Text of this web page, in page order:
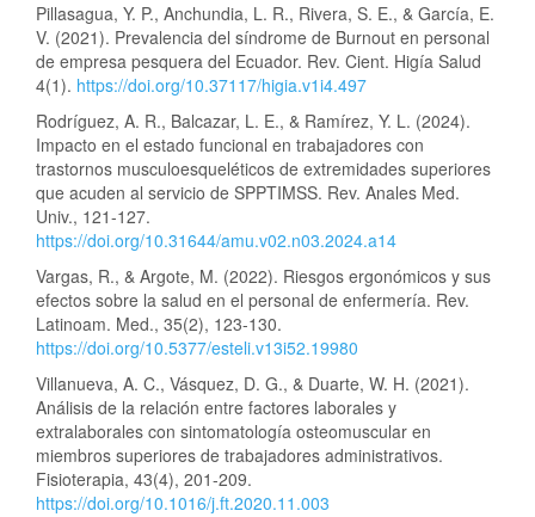
Pillasagua, Y. P., Anchundia, L. R., Rivera, S. E., & García, E.
V. (2021). Prevalencia del síndrome de Burnout en personal
de empresa pesquera del Ecuador. Rev. Cient. Higía Salud
4(1). https://doi.org/10.37117/higia.v1i4.497
Rodríguez, A. R., Balcazar, L. E., & Ramírez, Y. L. (2024).
Impacto en el estado funcional en trabajadores con
trastornos musculoesqueléticos de extremidades superiores
que acuden al servicio de SPPTIMSS. Rev. Anales Med.
Univ., 121-127.
https://doi.org/10.31644/amu.v02.n03.2024.a14
Vargas, R., & Argote, M. (2022). Riesgos ergonómicos y sus
efectos sobre la salud en el personal de enfermería. Rev.
Latinoam. Med., 35(2), 123-130.
https://doi.org/10.5377/esteli.v13i52.19980
Villanueva, A. C., Vásquez, D. G., & Duarte, W. H. (2021).
Análisis de la relación entre factores laborales y
extralaborales con sintomatología osteomuscular en
miembros superiores de trabajadores administrativos.
Fisioterapia, 43(4), 201-209.
https://doi.org/10.1016/j.ft.2020.11.003